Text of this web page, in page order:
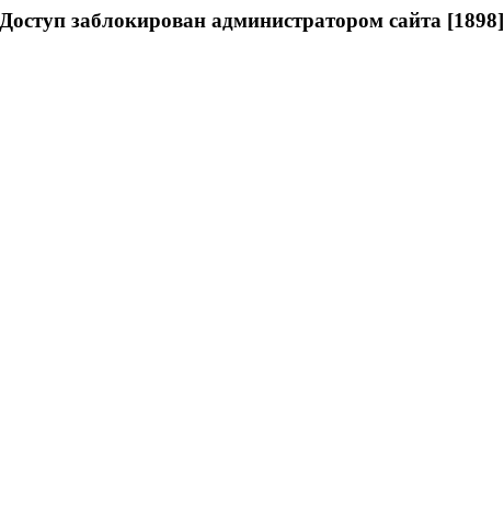
Доступ заблокирован администратором сайта [1898]